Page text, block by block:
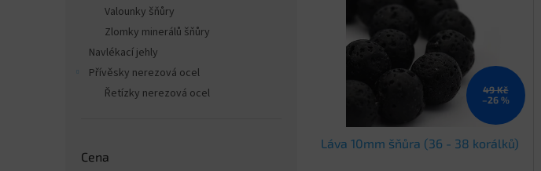
Valounky šňůry
Zlomky minerálů šňůry
Navlékací jehly
Přívěsky nerezová ocel
Řetízky nerezová ocel
Cena
49 Kč
–26 %
Láva 10mm šňůra (36 - 38 korálků)